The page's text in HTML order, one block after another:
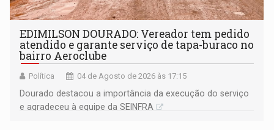
EDIMILSON DOURADO: Vereador tem pedido
atendido e garante serviço de tapa-buraco no
bairro Aeroclube
Política 04 de Agosto de 2026 às 17:15
Dourado destacou a importância da execução do serviço
e agradeceu à equipe da SEINFRA